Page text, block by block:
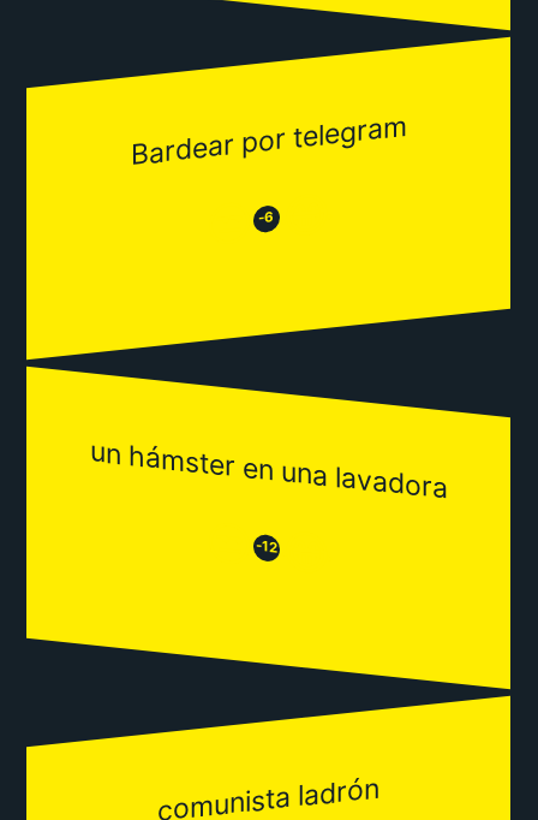
Bardear por telegram
😒 -6 😂
un hámster en una lavadora
😒-12😂
comunista ladrón